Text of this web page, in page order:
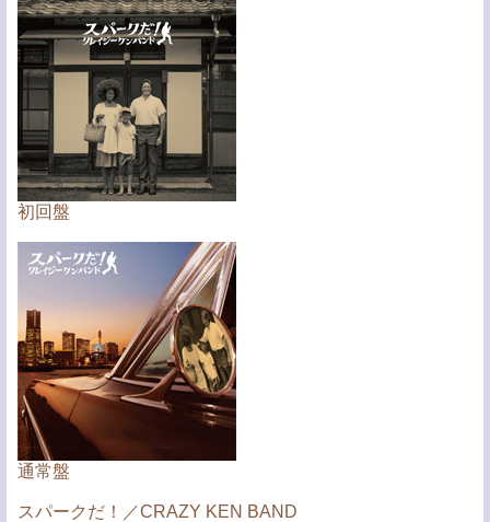
初回盤
通常盤
スパークだ！／CRAZY KEN BAND